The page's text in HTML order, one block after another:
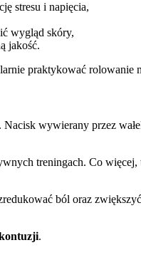
stresu i napięcia,
wygląd skóry,
jakość.
praktykować rolowanie
. Nacisk wywierany przez
treningach. Co więcej,
ból oraz
.